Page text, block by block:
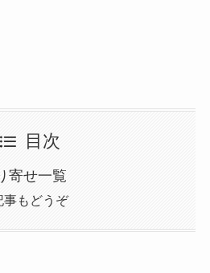
目次
寄せ一覧
事もどうぞ